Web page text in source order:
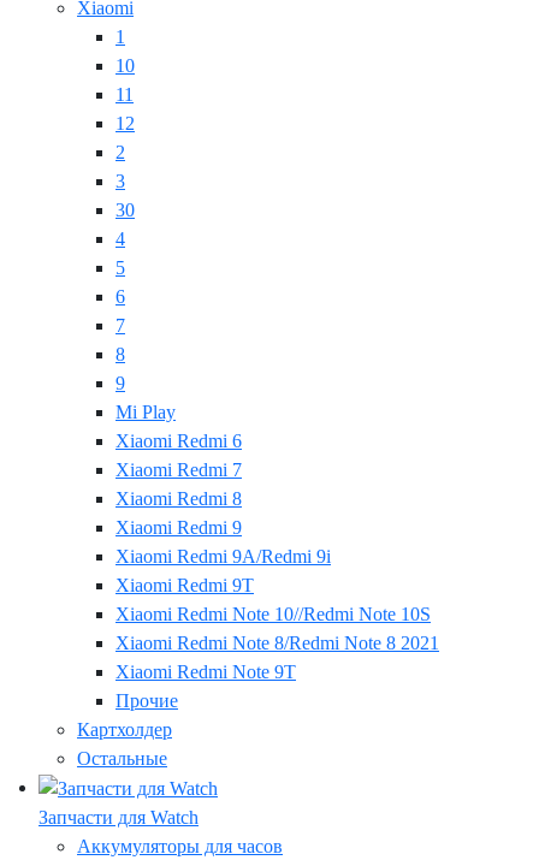
Xiaomi
1
10
11
12
2
3
30
4
5
6
7
8
9
Mi Play
Xiaomi Redmi 6
Xiaomi Redmi 7
Xiaomi Redmi 8
Xiaomi Redmi 9
Xiaomi Redmi 9A/Redmi 9i
Xiaomi Redmi 9T
Xiaomi Redmi Note 10//Redmi Note 10S
Xiaomi Redmi Note 8/Redmi Note 8 2021
Xiaomi Redmi Note 9T
Прочие
Картхолдер
Остальные
Запчасти для Watch
Аккумуляторы для часов